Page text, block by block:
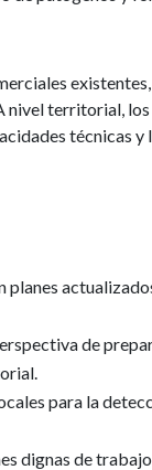
nivel territorial,
técnicas y
planes
de
para la
dignas de